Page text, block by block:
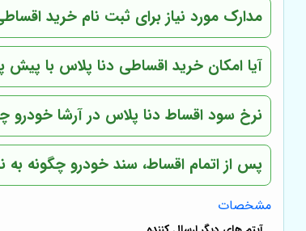
مدارک مورد نیاز برای ثبت نام خرید
آیا امکان خرید اقساطی دنا پلاس با
نرخ سود اقساط دنا پلاس در آرشا خودرو
پس از اتمام اقساط، سند خودرو چگونه به
مشخصات